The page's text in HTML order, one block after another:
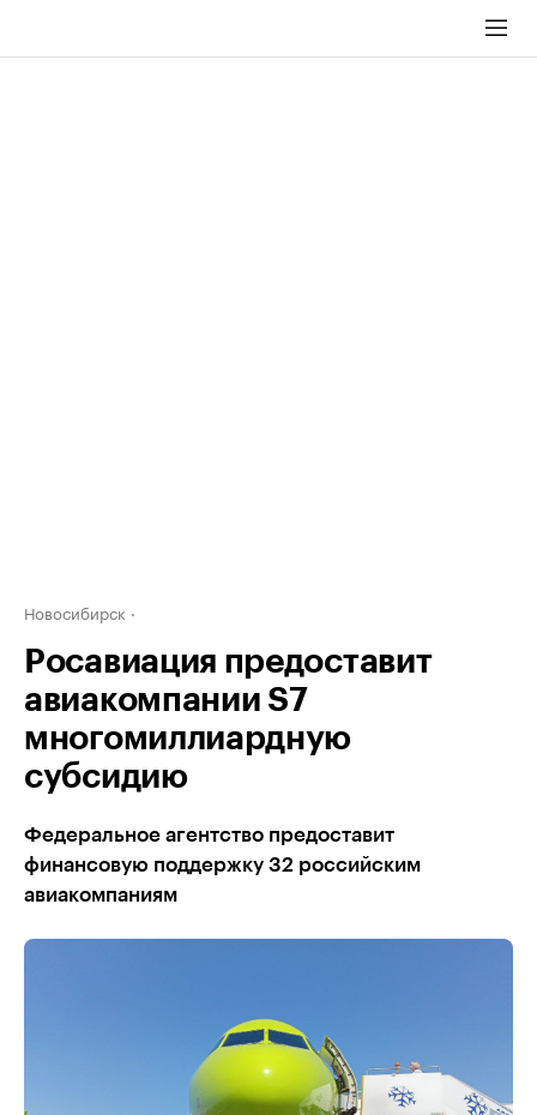
Новосибирск
Росавиация предоставит
авиакомпании S7
многомиллиардную
субсидию
Федеральное агентство предоставит
финансовую поддержку 32 российским
авиакомпаниям